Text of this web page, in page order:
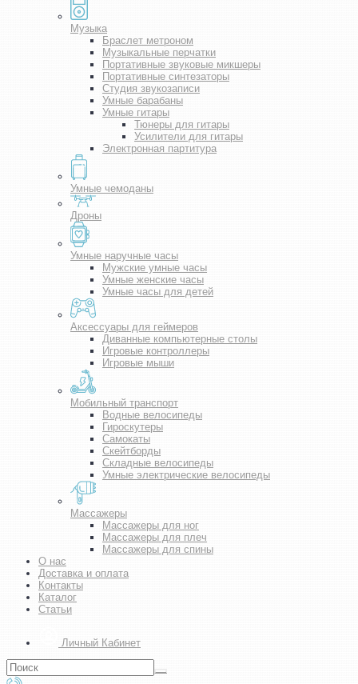
Музыка
Браслет метроном
Музыкальные перчатки
Портативные звуковые микшеры
Портативные синтезаторы
Студия звукозаписи
Умные барабаны
Умные гитары
Тюнеры для гитары
Усилители для гитары
Электронная партитура
Умные чемоданы
Дроны
Умные наручные часы
Мужские умные часы
Умные женские часы
Умные часы для детей
Аксессуары для геймеров
Диванные компьютерные столы
Игровые контроллеры
Игровые мыши
Мобильный транспорт
Водные велосипеды
Гироскутеры
Самокаты
Скейтборды
Складные велосипеды
Умные электрические велосипеды
Массажеры
Массажеры для ног
Массажеры для плеч
Массажеры для спины
О нас
Доставка и оплата
Контакты
Каталог
Статьи
Личный Кабинет